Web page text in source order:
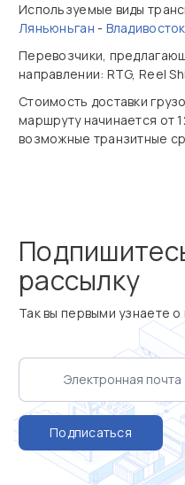
Используемые виды
Ляньюньган - Владивосток
Перевозчики,
направлении: RTG, Reel
Стоимость доставки
маршруту начинается от
возможные транзитные
рассылку
Так вы первыми узнаете о
Подписаться